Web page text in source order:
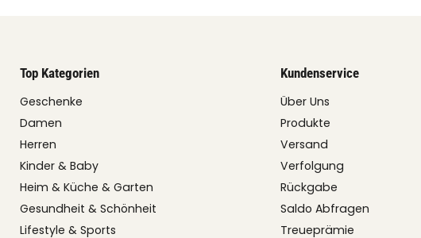
Top Kategorien
Geschenke
Damen
Herren
Kinder & Baby
Heim & Küche & Garten
Gesundheit & Schönheit
Lifestyle & Sports
Kundenservice
Über Uns
Produkte
Versand
Verfolgung
Rückgabe
Saldo Abfragen
Treueprämie